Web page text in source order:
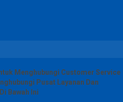
Menghubungi Customer Service
Pusat Layanan Dan
Bawah Ini